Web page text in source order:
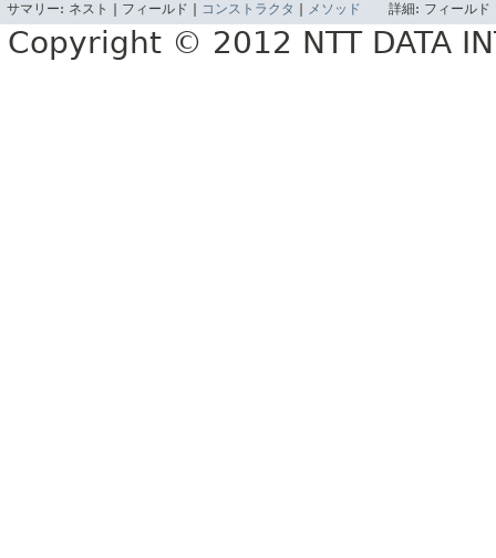
サマリー: ネスト | フィールド | コンストラクタ メソッド 詳細: フィール
Copyright © 2012 NTT DATA